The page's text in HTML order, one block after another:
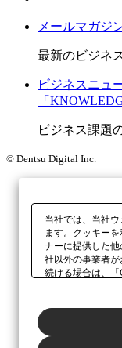
メールマガジ
最新のビジネ
ビジネスニュ
「
ビジネス課題
© Dentsu Digital Inc.
当社では、当社
ます。クッキー
ナーに提供した
社以外の事業者
続ける場合は、